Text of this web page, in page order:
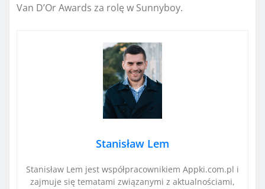
Van D’Or Awards za rolę w Sunnyboy.
Stanisław Lem
Stanisław Lem jest współpracownikiem Appki.com.pl i
zajmuje się tematami związanymi z aktualnościami,